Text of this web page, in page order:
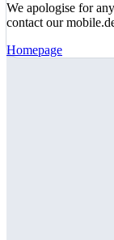
We apologise for
contact our
Homepage